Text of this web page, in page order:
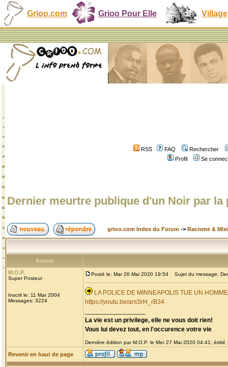
Grioo.com Grioo Pour Elle Village
RSS FAQ
Rechercher
Profil
Se
Dernier meurtre publique d'un Noir par la
grioo.com Index du Forum -> Racisme &
Auteur
M.O.P.
Super Posteur
Inscrit le: 11 Mar 2004
Messages: 3224
Posté le: Mar 26 Mai 2020 19:54 Sujet du message:
LA POLICE DE MINNEAPOLIS TUE UN
https://youtu.be/arsSrH_rB34
La vie est un privilege, elle ne vous doit rien!
Vous lui devez tout, en l'occurence votre vie
Dernière édition par M.O.P. le Mer 27 Mai 2020 04:41; édité
Revenir en haut de page